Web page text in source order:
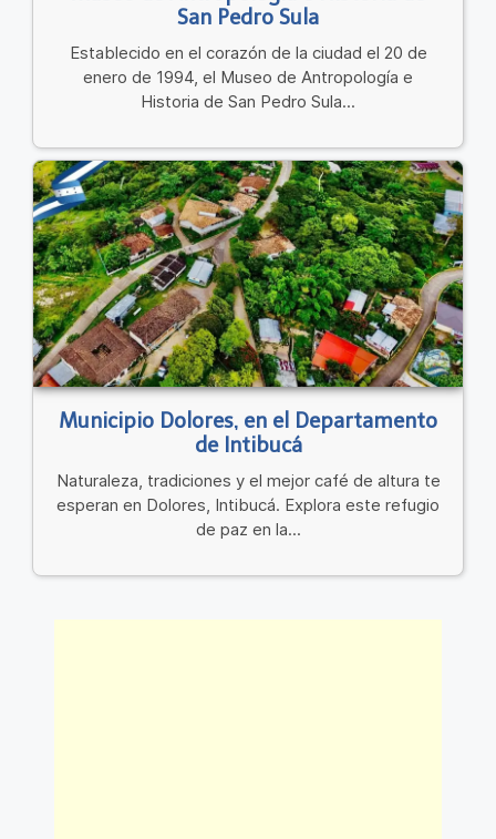
San Pedro Sula
Establecido en el corazón de la ciudad el 20 de
enero de 1994, el Museo de Antropología e
Historia de San Pedro Sula...
Municipio Dolores, en el Departamento
de Intibucá
Naturaleza, tradiciones y el mejor café de altura te
esperan en Dolores, Intibucá. Explora este refugio
de paz en la...